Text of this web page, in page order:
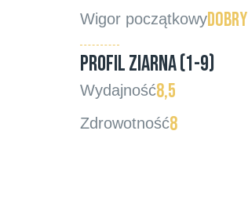
Wigor początkowydobry
PROFIL ZIARNA (1-9)
Wydajność8,5
Zdrowotność8